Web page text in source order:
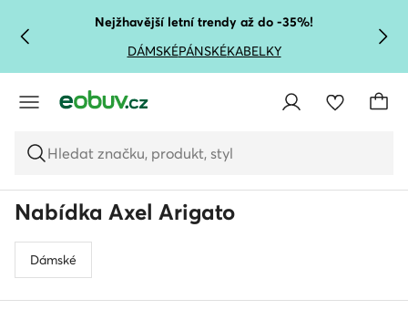
PŘEJÍT NA HLAVNÍ OBSAH
PŘEJÍT NA VYHLEDÁVÁNÍ
Nejžhavější letní trendy až do -35%!
DÁMSKÉPÁNSKÉKABELKY
Hledat značku, produkt, styl
Nabídka Axel Arigato
Dámské